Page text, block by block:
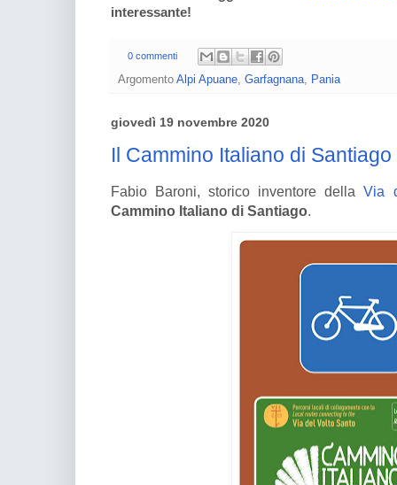
interessante!
0 commenti
Argomento Alpi Apuane, Garfagnana, Pania
giovedì 19 novembre 2020
Il Cammino Italiano di Santiago
Fabio Baroni, storico inventore dellaVia
Cammino Italiano di Santiago.